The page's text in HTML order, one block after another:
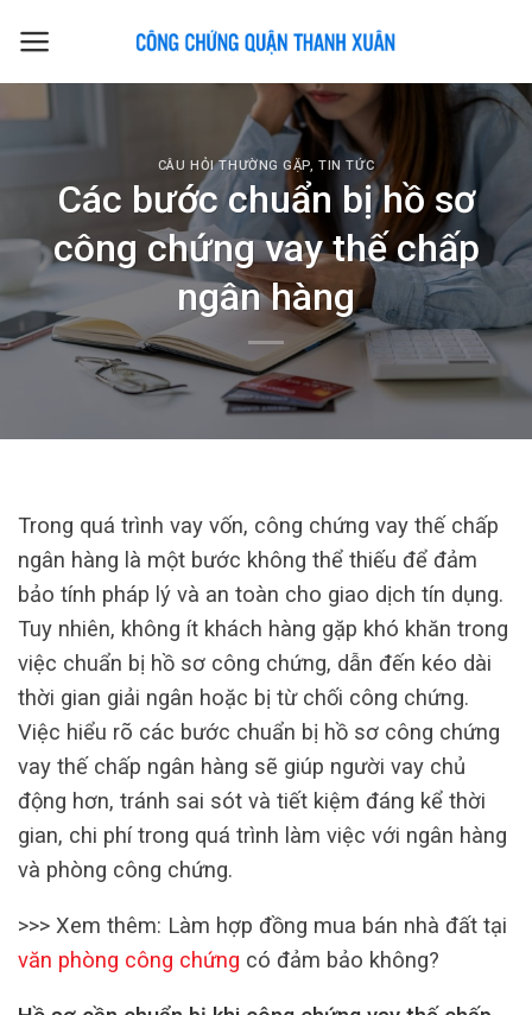
CÂU HỎI THƯỜNG GẶP,TIN TỨC
Các bước chuẩn bị hồ sơ
công chứng vay thế chấp
ngân hàng
Trong quá trình vay vốn, công chứng vay thế chấp
ngân hàng là một bước không thể thiếu để đảm
bảo tính pháp lý và an toàn cho giao dịch tín dụng.
Tuy nhiên, không ít khách hàng gặp khó khăn trong
việc chuẩn bị hồ sơ công chứng, dẫn đến kéo dài
thời gian giải ngân hoặc bị từ chối công chứng.
Việc hiểu rõ các bước chuẩn bị hồ sơ công chứng
vay thế chấp ngân hàng sẽ giúp người vay chủ
động hơn, tránh sai sót và tiết kiệm đáng kể thời
gian, chi phí trong quá trình làm việc với ngân hàng
và phòng công chứng.
>>> Xem thêm: Làm hợp đồng mua bán nhà đất tại
văn phòng công chứng có đảm bảo không?